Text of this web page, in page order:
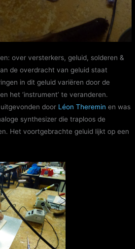
over versterkers, geluid, solderen &
de overdracht van geluid staat
in dit geluid variëren door de
het ‘instrument’ te veranderen.
door Léon Theremin en was
synthesizer die traploos de
Het voortgebrachte geluid lijkt op een